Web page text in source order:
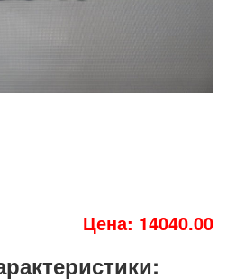
Цена: 14040.00